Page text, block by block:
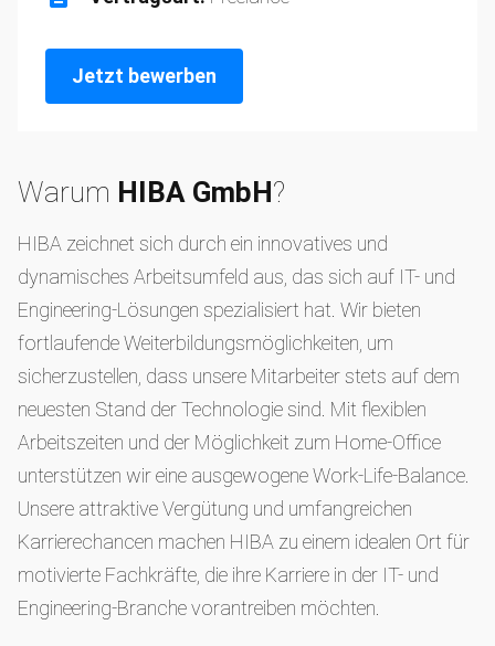
Jetzt bewerben
Warum HIBA GmbH?
HIBA zeichnet sich durch ein innovatives und
dynamisches Arbeitsumfeld aus, das sich auf IT- und
Engineering-Lösungen spezialisiert hat. Wir bieten
fortlaufende Weiterbildungsmöglichkeiten, um
sicherzustellen, dass unsere Mitarbeiter stets auf dem
neuesten Stand der Technologie sind. Mit flexiblen
Arbeitszeiten und der Möglichkeit zum Home-Office
unterstützen wir eine ausgewogene Work-Life-Balance.
Unsere attraktive Vergütung und umfangreichen
Karrierechancen machen HIBA zu einem idealen Ort für
motivierte Fachkräfte, die ihre Karriere in der IT- und
Engineering-Branche vorantreiben möchten.